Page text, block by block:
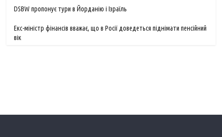
DSBW пропонує тури в Йорданію і Ізраїль
Екс-міністр фінансів вважає, що в Росії доведеться піднімати пенсійний
вік